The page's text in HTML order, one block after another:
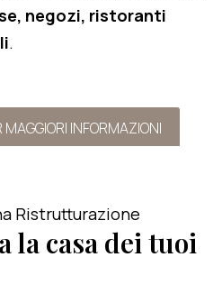
negozi, ristoranti
.
INFORMAZIONI
la casa dei tuoi